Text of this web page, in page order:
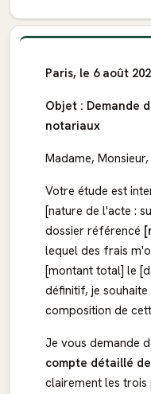
Paris, le 6 août
Objet : Demande
notariaux
Madame, Monsieur,
Votre étude est
[nature de l'acte :
dossier référencé
lequel des frais
[montant total] le
définitif, je
composition de
Je vous demande
compte détaillé
clairement les trois